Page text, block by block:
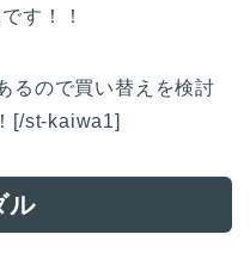
す！！
るので買い替えを検討
[/st-kaiwa1]
ル